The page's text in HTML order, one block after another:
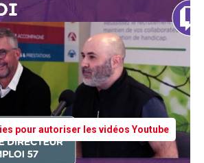
pour autoriser les vidéos Youtube